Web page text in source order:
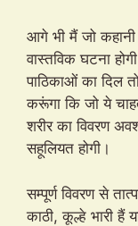
आगे भी मैं जो कहानी
वास्तविक घटना
पाठिकाओं का दिल
करूंगा कि जो ये
शरीर का विवरण
सहूलियत होगी।
सम्पूर्ण विवरण से
काठी, कूल्हे भारी हैं